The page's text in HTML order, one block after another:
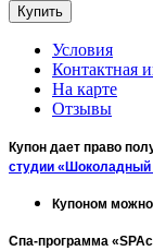
Условия
Контактная
На карте
Отзывы
Купон дает право
студии «Шоколадный
Купоном можно
Спа-программа